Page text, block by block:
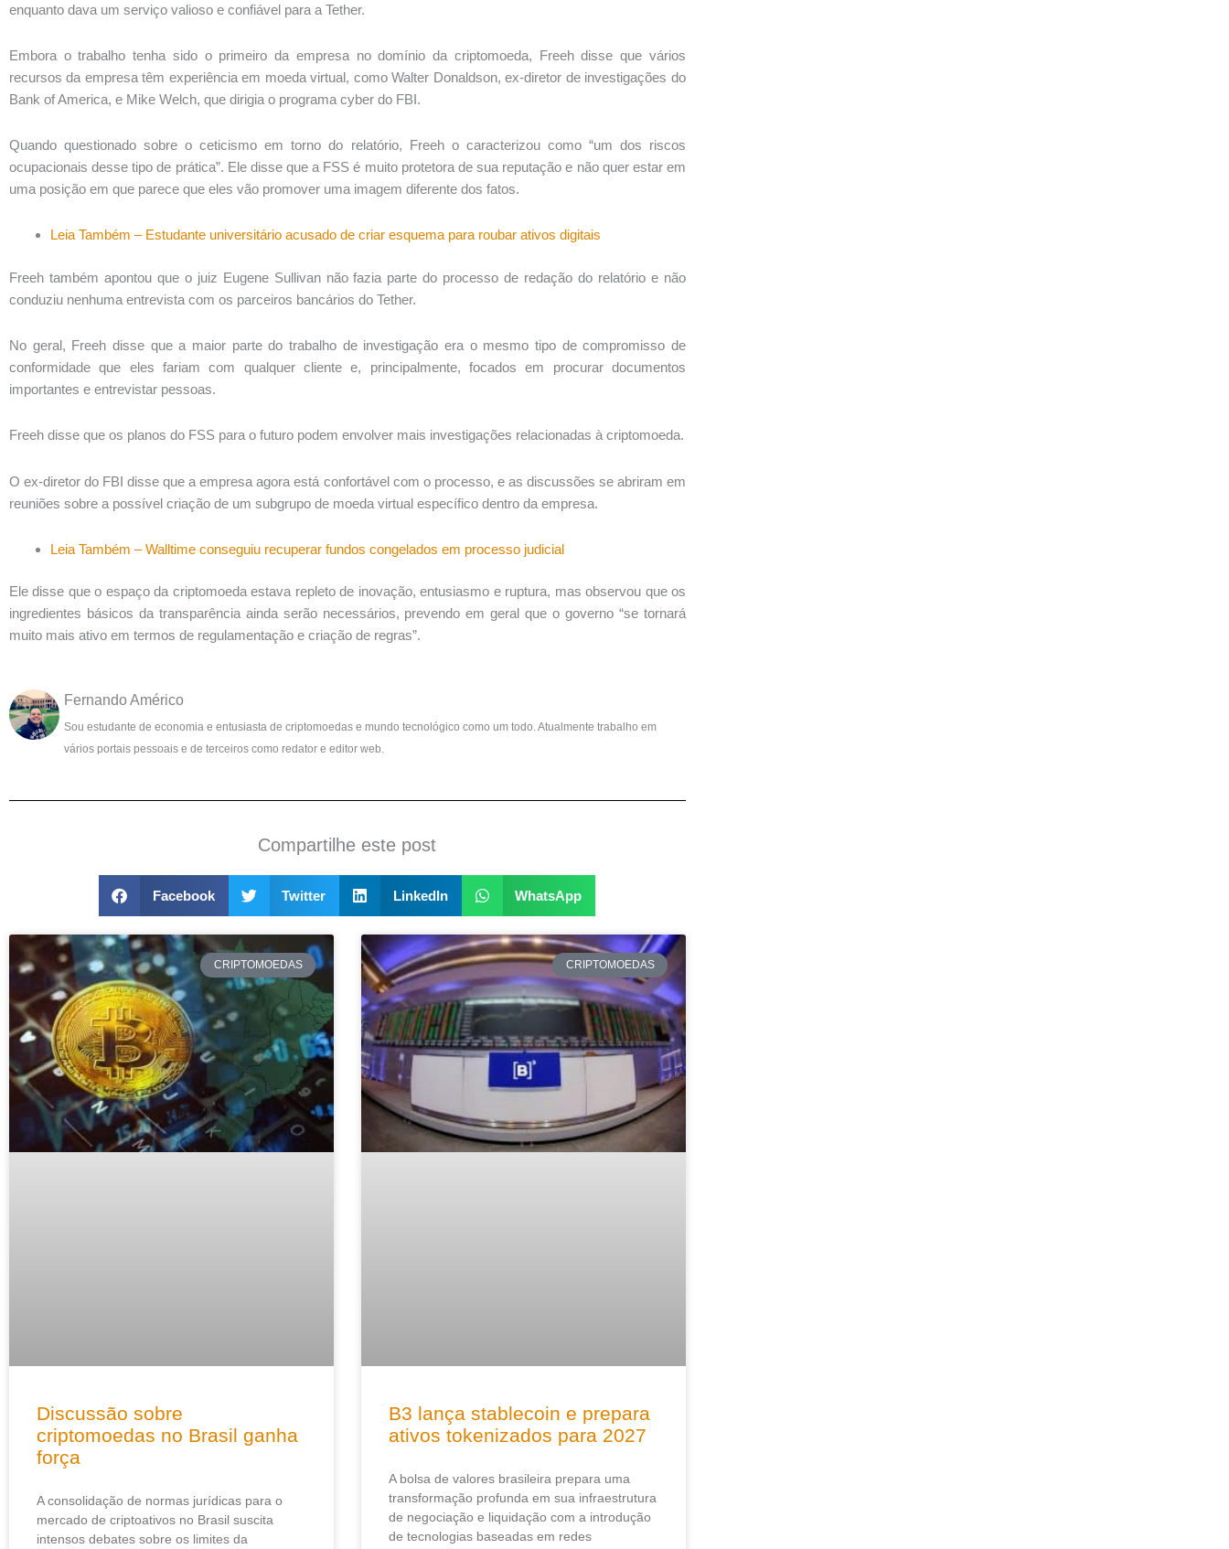
enquanto dava um serviço valioso e confiável para a Tether.
Embora o trabalho tenha sido o primeiro da empresa no domínio da criptomoeda, Freeh disse que vários
recursos da empresa têm experiência em moeda virtual, como Walter Donaldson, ex-diretor de investigações do
Bank of America, e Mike Welch, que dirigia o programa cyber do FBI.
Quando questionado sobre o ceticismo em torno do relatório, Freeh o caracterizou como “um dos riscos
ocupacionais desse tipo de prática”. Ele disse que a FSS é muito protetora de sua reputação e não quer estar em
uma posição em que parece que eles vão promover uma imagem diferente dos fatos.
Leia Também – Estudante universitário acusado de criar esquema para roubar ativos digitais
Freeh também apontou que o juiz Eugene Sullivan não fazia parte do processo de redação do relatório e não
conduziu nenhuma entrevista com os parceiros bancários do Tether.
No geral, Freeh disse que a maior parte do trabalho de investigação era o mesmo tipo de compromisso de
conformidade que eles fariam com qualquer cliente e, principalmente, focados em procurar documentos
importantes e entrevistar pessoas.
Freeh disse que os planos do FSS para o futuro podem envolver mais investigações relacionadas à criptomoeda.
O ex-diretor do FBI disse que a empresa agora está confortável com o processo, e as discussões se abriram em
reuniões sobre a possível criação de um subgrupo de moeda virtual específico dentro da empresa.
Leia Também – Walltime conseguiu recuperar fundos congelados em processo judicial
Ele disse que o espaço da criptomoeda estava repleto de inovação, entusiasmo e ruptura, mas observou que os
ingredientes básicos da transparência ainda serão necessários, prevendo em geral que o governo “se tornará
muito mais ativo em termos de regulamentação e criação de regras”.
Fernando Américo
Sou estudante de economia e entusiasta de criptomoedas e mundo tecnológico como um todo. Atualmente trabalho em
vários portais pessoais e de terceiros como redator e editor web.
Compartilhe este post
Facebook Twitter LinkedIn WhatsApp
CRIPTOMOEDAS
Discussão sobre
criptomoedas no Brasil ganha
força
A consolidação de normas jurídicas para o
mercado de criptoativos no Brasil suscita
intensos debates sobre os limites da
CRIPTOMOEDAS
B3 lança stablecoin e prepara
ativos tokenizados para 2027
A bolsa de valores brasileira prepara uma
transformação profunda em sua infraestrutura
de negociação e liquidação com a introdução
de tecnologias baseadas em redes